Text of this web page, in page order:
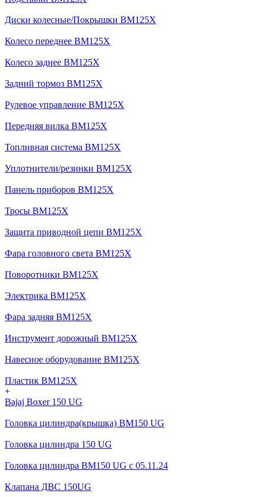
Диски колесные/Покрышки BM125X
Колесо переднее BM125X
Колесо заднее BM125X
Задний тормоз BM125X
Рулевое управление BM125X
Передняя вилка BM125X
Топливная система BM125X
Уплотнители/резинки BM125X
Панель приборов BM125X
Тросы BM125X
Защита приводной цепи BM125X
Фара головного света BM125X
Поворотники BM125X
Электрика BM125X
Фара задняя BM125X
Инструмент дорожный BM125X
Навесное оборудование BM125X
Пластик BM125X
+
Bajaj Boxer 150 UG
Головка цилиндра(крышка) BM150 UG
Головка цилиндра 150 UG
Головка цилиндра BM150 UG c 05.11.24
Клапана ДВС 150UG